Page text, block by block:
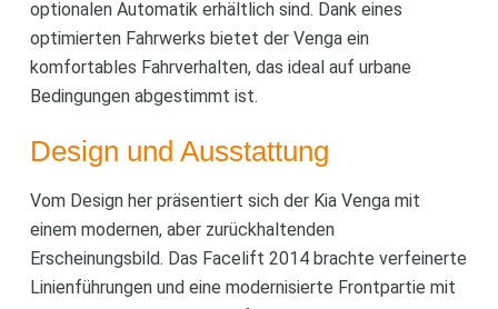
optionalen Automatik erhältlich sind. Dank eines
optimierten Fahrwerks bietet der Venga ein
komfortables Fahrverhalten, das ideal auf urbane
Bedingungen abgestimmt ist.
Design und Ausstattung
Vom Design her präsentiert sich der Kia Venga mit
einem modernen, aber zurückhaltenden
Erscheinungsbild. Das Facelift 2014 brachte verfeinerte
Linienführungen und eine modernisierte Frontpartie mit